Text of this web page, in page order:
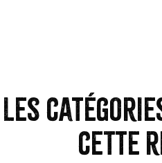
Les
cette